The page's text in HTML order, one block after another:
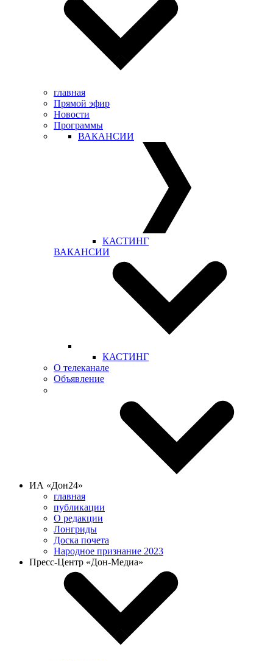
главная
Прямой эфир
Новости
Программы
ВАКАНСИИ
КАСТИНГ
ВАКАНСИИ
КАСТИНГ
О телеканале
Объявление
ИА «Дон24»
главная
публикации
О редакции
Лонгриды
Доска почета
Народное признание 2023
Пресс-Центр «Дон-Медиа»